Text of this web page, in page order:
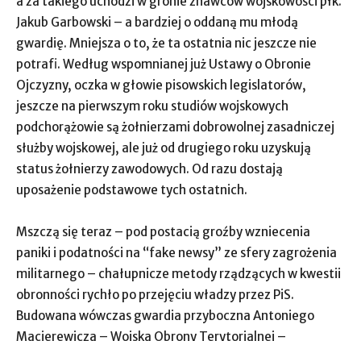
Jakub Garbowski – a bardziej o oddaną mu młodą
gwardię. Mniejsza o to, że ta ostatnia nic jeszcze nie
potrafi. Według wspomnianej już Ustawy o Obronie
Ojczyzny, oczka w głowie pisowskich legislatorów,
jeszcze na pierwszym roku studiów wojskowych
podchorążowie są żołnierzami dobrowolnej zasadniczej
służby wojskowej, ale już od drugiego roku uzyskują
status żołnierzy zawodowych. Od razu dostają
uposażenie podstawowe tych ostatnich.
Mszczą się teraz – pod postacią groźby wzniecenia
paniki i podatności na “fake newsy” ze sfery zagrożenia
militarnego – chałupnicze metody rządzących w kwestii
obronności rychło po przejęciu władzy przez PiS.
Budowana wówczas gwardia przyboczna Antoniego
Macierewicza – Wojska Obrony Terytorialnej –